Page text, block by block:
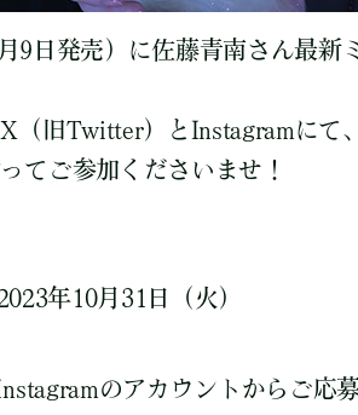
9日発売）に佐藤青南さん最新
（旧Twitter）とInstagramにて
てご参加くださいませ！
年10月31日（火）
のアカウントからご応